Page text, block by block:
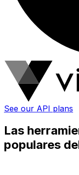
See our API plans
Las
populares